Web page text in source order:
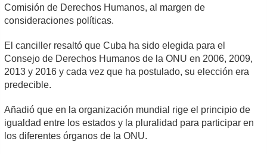
Comisión de Derechos Humanos, al margen de
consideraciones políticas.
El canciller resaltó que Cuba ha sido elegida para el
Consejo de Derechos Humanos de la ONU en 2006, 2009,
2013 y 2016 y cada vez que ha postulado, su elección era
predecible.
Añadió que en la organización mundial rige el principio de
igualdad entre los estados y la pluralidad para participar en
los diferentes órganos de la ONU.